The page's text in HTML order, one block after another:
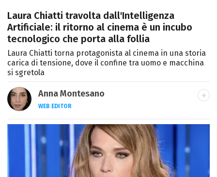
Laura Chiatti travolta dall'Intelligenza
Artificiale: il ritorno al cinema è un incubo
tecnologico che porta alla follia
Laura Chiatti torna protagonista al cinema in una storia
carica di tensione, dove il confine tra uomo e macchina
si sgretola
Anna Montesano
WEB EDITOR
Web editor appassionata di cinema e TV,
dopo la laurea in Lettere Moderne mi
specializzo in Editoria e Giornalismo e
trasformo la passione per la scrittura in un